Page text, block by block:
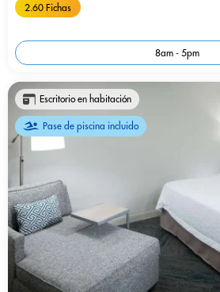
2.60 Fichas
8am - 5pm
Escritorio en habitación
Pase de piscina incluido